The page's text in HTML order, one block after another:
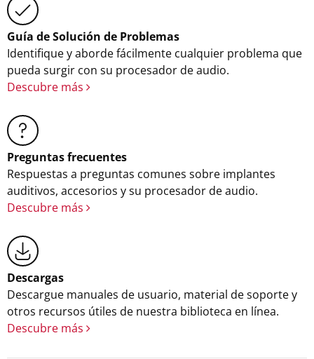
Guía de Solución de Problemas
Identifique y aborde fácilmente cualquier problema que
pueda surgir con su procesador de audio.
Descubre más
Preguntas frecuentes
Respuestas a preguntas comunes sobre implantes
auditivos, accesorios y su procesador de audio.
Descubre más
Descargas
Descargue manuales de usuario, material de soporte y
otros recursos útiles de nuestra biblioteca en línea.
Descubre más